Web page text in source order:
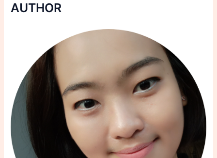
AUTHOR